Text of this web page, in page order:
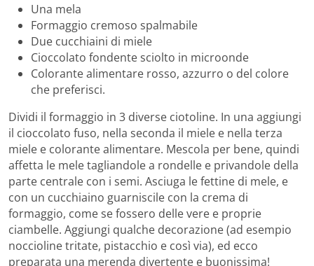
Una mela
Formaggio cremoso spalmabile
Due cucchiaini di miele
Cioccolato fondente sciolto in microonde
Colorante alimentare rosso, azzurro o del colore
che preferisci.
Dividi il formaggio in 3 diverse ciotoline. In una aggiungi
il cioccolato fuso, nella seconda il miele e nella terza
miele e colorante alimentare. Mescola per bene, quindi
affetta le mele tagliandole a rondelle e privandole della
parte centrale con i semi. Asciuga le fettine di mele, e
con un cucchiaino guarniscile con la crema di
formaggio, come se fossero delle vere e proprie
ciambelle. Aggiungi qualche decorazione (ad esempio
noccioline tritate, pistacchio e così via), ed ecco
preparata una merenda divertente e buonissima!